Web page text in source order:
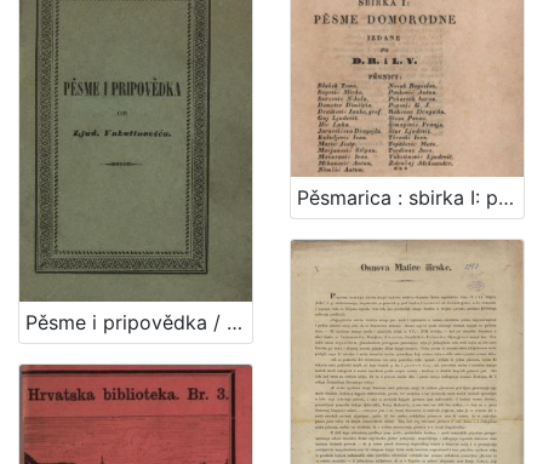
Pěsme i pripovědka / od Ljud. Vukotinovića
Pěsmarica : sbirka I: pěsme domorodne / izdane po D.R. i L.V.